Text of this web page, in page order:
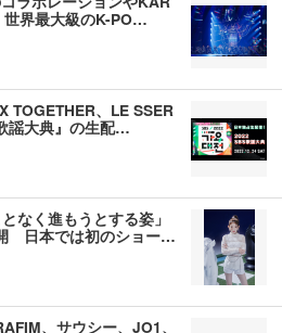
世界最大級のK-PO…
TOGETHER、LE SSER
謡大典』の生配…
なく進もうとする姿」
日本では初のショー…
、サウシー、JO1、